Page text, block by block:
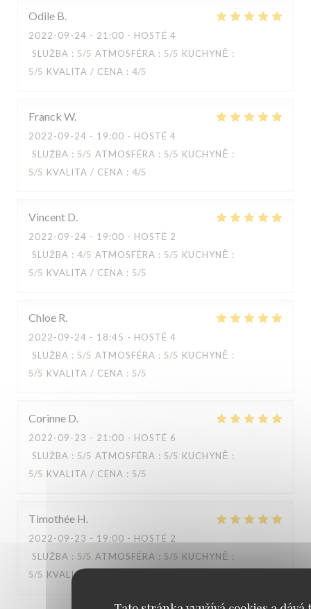
Odile B
2022-09-24 - 21:00 - HOSTÉ 4
SLUŽBA : 5/5 ATMOSFÉRA : 5/5 KUCHYNĚ :
5/5 KVALITA / CENA : 4/5
Franck W
2022-09-24 - 19:00 - HOSTÉ 4
SLUŽBA : 5/5 ATMOSFÉRA : 5/5 KUCHYNĚ :
5/5 KVALITA / CENA : 4/5
Vincent D
2022-09-24 - 19:00 - HOSTÉ 2
SLUŽBA : 4/5 ATMOSFÉRA : 5/5 KUCHYNĚ :
5/5 KVALITA / CENA : 5/5
Chloe R
2022-09-24 - 18:45 - HOSTÉ 4
SLUŽBA : 5/5 ATMOSFÉRA : 5/5 KUCHYNĚ :
5/5 KVALITA / CENA : 5/5
Corinne D
2022-09-23 - 21:00 - HOSTÉ 6
SLUŽBA : 5/5 ATMOSFÉRA : 5/5 KUCHYNĚ :
5/5 KVALITA / CENA : 5/5
Timothée H
2022-09-23 - 19:00 - HOSTÉ 2
SLUŽBA : 5/5 ATMOSFÉRA : 5/5 KUCHYNĚ :
5/5 KVALITA / CENA